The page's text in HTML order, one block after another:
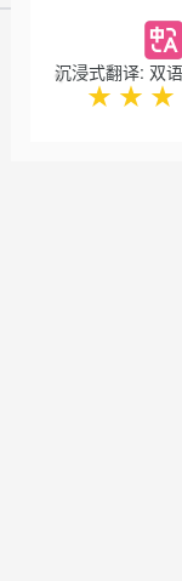
★ ★ ★